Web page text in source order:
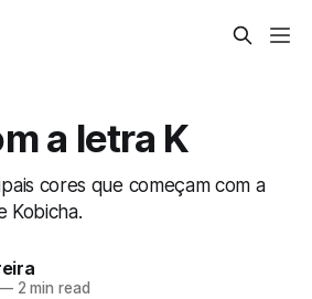
a letra K
cores que começam com a
Kobicha.
2 min read